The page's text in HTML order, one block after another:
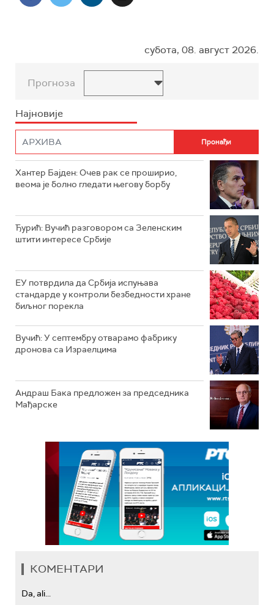
субота, 08. август 2026.
Прогноза
Најновије
Хантер Бајден: Очев рак се проширио,
веома је болно гледати његову борбу
Ђурић: Вучић разговором са Зеленским
штити интересе Србије
ЕУ потврдила да Србија испуњава
стандарде у контроли безбедности хране
биљног порекла
Вучић: У септембру отварамо фабрику
дронова са Израелцима
Андраш Бакa предложен за председника
Мађарске
КОМЕНТАРИ
Da, ali...